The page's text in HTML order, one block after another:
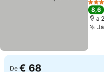
4
8,6
a
De € 68